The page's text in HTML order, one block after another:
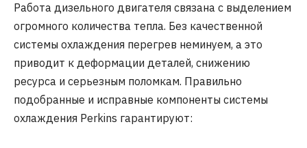
Работа дизельного двигателя связана с выделением
огромного количества тепла. Без качественной
системы охлаждения перегрев неминуем, а это
приводит к деформации деталей, снижению
ресурса и серьезным поломкам. Правильно
подобранные и исправные компоненты системы
охлаждения Perkins гарантируют: